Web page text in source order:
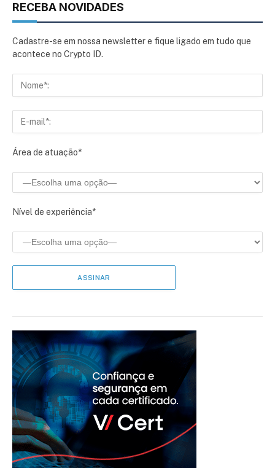
RECEBA NOVIDADES
Cadastre-se em nossa newsletter e fique ligado em tudo que
acontece no Crypto ID.
Área de atuação*
Nível de experiência*